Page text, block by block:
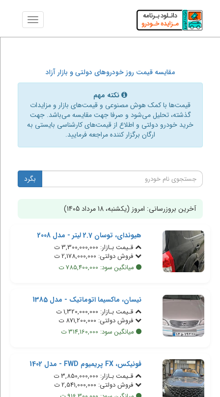
مقایسه قیمت روز خودروهای دولتی و بازار آزاد
نکته مهم
قیمت‌ها با کمک هوش مصنوعی و قیمت‌های بازار و مزایدات
گذشته، تحلیل می‌شود و صرفا جهت مقایسه می‌باشد. جهت
خرید خودرو دولتی و اطلاع از قیمت‌های کارشناسی بایستی به
ارگان برگزار کننده مراجعه فرمایید.
بگرد
آخرین بروزرسانی: امروز (یکشنبه، 18 مرداد 1405)
هیوندای، توسان 2.7 لیتر - مدل 2008
قـیمت بـازار: 3,300,000,000 ت
فروش دولتی: 2,178,000,000 ت
میانگین سود: 785,400,000 ت
نیسان، ماکسیما اتوماتیک - مدل 1385
قـیمت بـازار: 1,320,000,000 ت
فروش دولتی: 871,200,000 ت
میانگین سود: 314,160,000 ت
فونیکس، FX پریمیوم FWD - مدل 1402
قـیمت بـازار: 3,850,000,000 ت
فروش دولتی: 2,541,000,000 ت